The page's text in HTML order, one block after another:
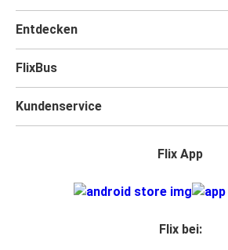
Entdecken
FlixBus
Kundenservice
Flix App
Flix bei: